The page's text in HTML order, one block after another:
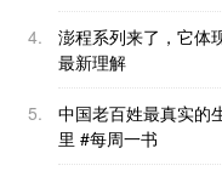
4.
澎程系列来了，它体
最新理解
5.
中国老百姓最真实的
里 #每周一书